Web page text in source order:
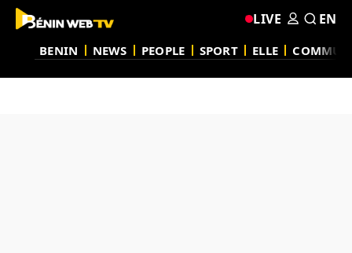
BENIN NEWS PEOPLE SPORT ELLE
LIVE EN